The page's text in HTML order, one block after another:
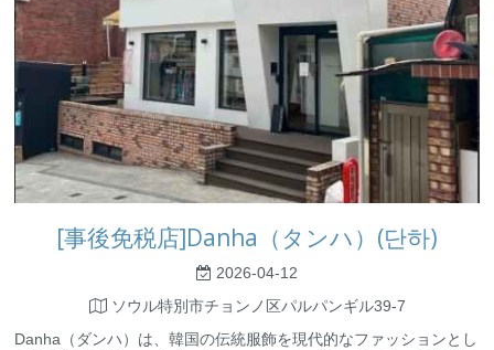
[事後免税店]Danha（タンハ）(단하)
2026-04-12
ソウル特別市チョンノ区パルパンギル39-7
Danha（ダンハ）は、韓国の伝統服飾を現代的なファッションとし